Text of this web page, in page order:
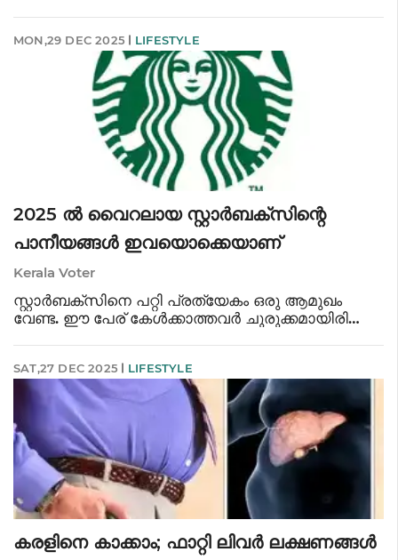
കഴിഞ്ഞ ഒരു വർഷത്തിനിടെ തങ്ങൾ 47 ലക്ഷം രൂപ
MON,29 DEC 2025 LIFESTYLE
2025 ൽ വൈറലായ സ്റ്റാർ‌ബക്സിന്റെ
പാനീയങ്ങൾ ഇവയൊക്കെയാണ്
Kerala Voter
സ്റ്റാർബക്സിനെ പറ്റി പ്രത്യേകം ഒരു ആമുഖം
വേണ്ട. ഈ പേര് കേൾക്കാത്തവർ ചുരുക്കമായിരിക്കും.
ചർച്ചയുമാകാറുണ്ട് സ്റ്റാർബക്സ്. 2025 ൽ സമൂഹമാ
SAT,27 DEC 2025 LIFESTYLE
കരളിനെ കാക്കാം; ഫാറ്റി ലിവർ ലക്ഷണങ്ങൾ